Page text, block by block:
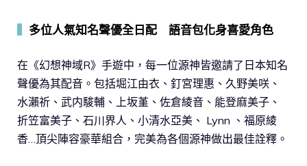
多位人氣知名聲優全日配 語音包化身喜愛角色
在《幻想神域R》手遊中，每一位源神皆邀請了日本知名
聲優為其配音。包括堀江由衣、釘宮理惠、久野美咲、
水瀨祈、武内駿輔、上坂堇、佐倉綾音、能登麻美子、
折笠富美子、石川界人、小清水亞美、 Lynn 、福原綾
香…頂尖陣容豪華組合，完美為各個源神做出最佳詮釋。